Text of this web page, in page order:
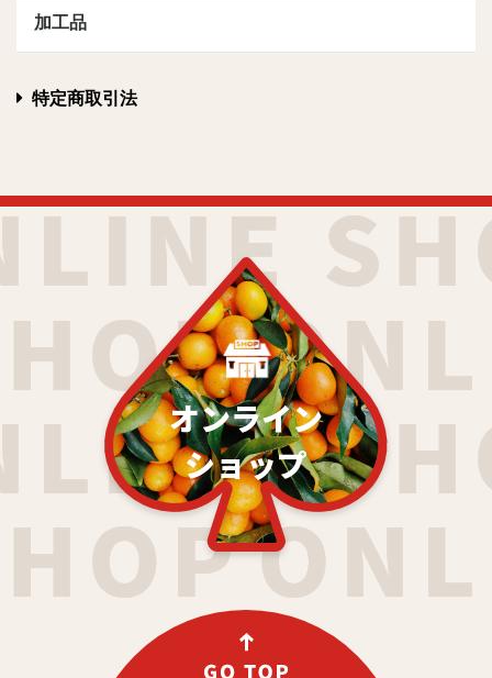
加工品
特定商取引法
オンライン
ショップ